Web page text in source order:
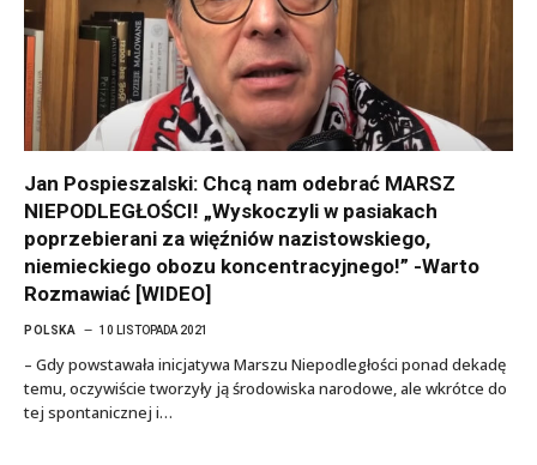
Jan Pospieszalski: Chcą nam odebrać MARSZ
NIEPODLEGŁOŚCI! „Wyskoczyli w pasiakach
poprzebierani za więźniów nazistowskiego,
niemieckiego obozu koncentracyjnego!” -Warto
Rozmawiać [WIDEO]
POLSKA 10 LISTOPADA 2021
– Gdy powstawała inicjatywa Marszu Niepodległości ponad dekadę
temu, oczywiście tworzyły ją środowiska narodowe, ale wkrótce do
tej spontanicznej i…